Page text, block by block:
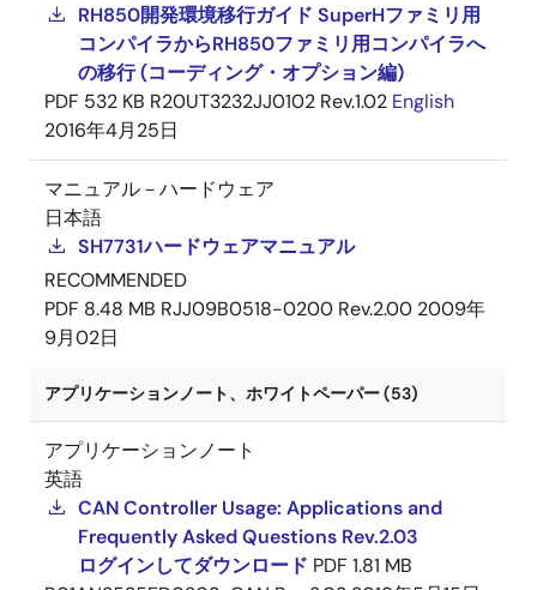
RH850開発環境移行ガイド SuperHファミリ用
コンパイラからRH850ファミリ用コンパイラへ
の移行 (コーディング・オプション編)
PDF 532 KB R20UT3232JJ0102 Rev.1.02 English
2016年4月25日
マニュアル－ハードウェア
日本語
SH7731ハードウェアマニュアル
RECOMMENDED
PDF 8.48 MB RJJ09B0518-0200 Rev.2.00 2009年
9月02日
アプリケーションノート、ホワイトペーパー (53)
アプリケーションノート
英語
CAN Controller Usage: Applications and
Frequently Asked Questions Rev.2.03
ログインしてダウンロード PDF 1.81 MB